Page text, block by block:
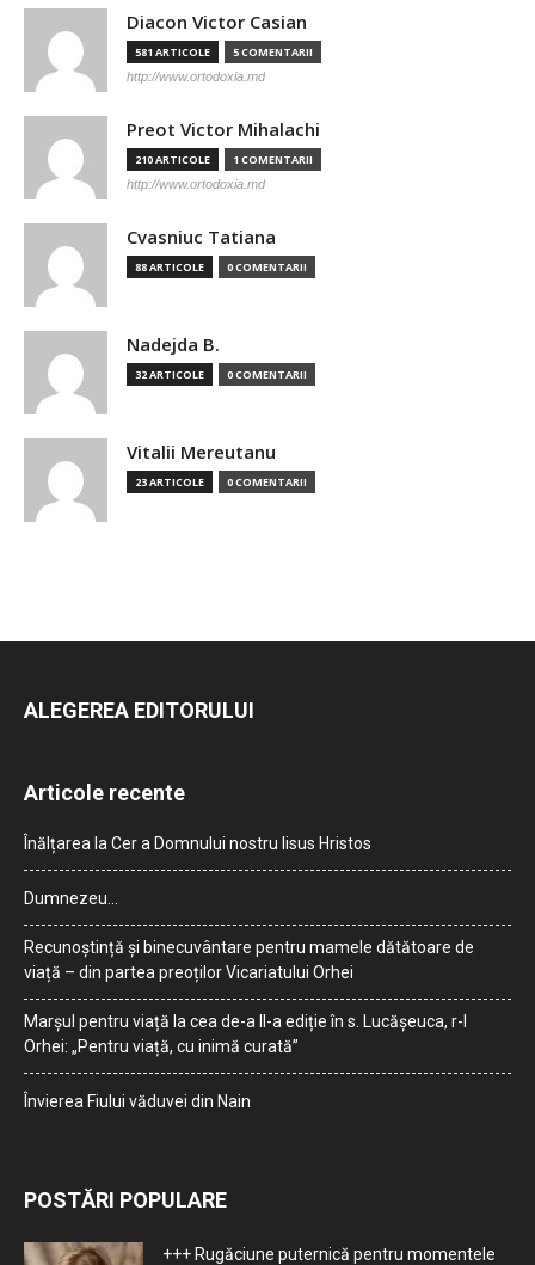
Diacon Victor Casian
581 ARTICOLE 5 COMENTARII
http://www.ortodoxia.md
Preot Victor Mihalachi
210 ARTICOLE 1 COMENTARII
http://www.ortodoxia.md
Cvasniuc Tatiana
88 ARTICOLE 0 COMENTARII
Nadejda B.
32 ARTICOLE 0 COMENTARII
Vitalii Mereutanu
23 ARTICOLE 0 COMENTARII
ALEGEREA EDITORULUI
Articole recente
Înălțarea la Cer a Domnului nostru Iisus Hristos
Dumnezeu…
Recunoștință și binecuvântare pentru mamele dătătoare de
viață – din partea preoților Vicariatului Orhei
Marșul pentru viață la cea de-a II-a ediție în s. Lucășeuca, r-l
Orhei: „Pentru viață, cu inimă curată”
Învierea Fiului văduvei din Nain
POSTĂRI POPULARE
+++ Rugăciune puternică pentru momentele